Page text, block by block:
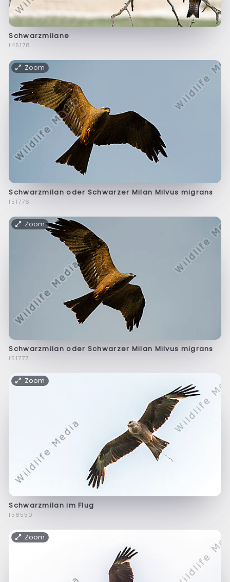
Schwarzmilane
f45178
Zoom
Schwarzmilan oder Schwarzer Milan Milvus migrans
f51776
Zoom
Schwarzmilan oder Schwarzer Milan Milvus migrans
f51777
Zoom
Schwarzmilan im Flug
f58550
Zoom